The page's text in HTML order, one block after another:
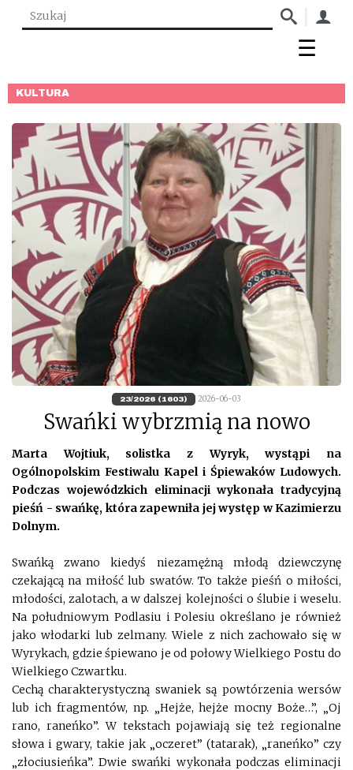
KULTURA
23/2026 (1603) 2026-06-03
Swańki wybrzmią na nowo
Marta Wojtiuk, solistka z Wyryk, wystąpi na
Ogólnopolskim Festiwalu Kapel i Śpiewaków Ludowych.
Podczas wojewódzkich eliminacji wykonała tradycyjną
pieśń - swańkę, która zapewniła jej występ w Kazimierzu
Dolnym.
Swańką zwano kiedyś niezamężną młodą dziewczynę
czekającą na miłość lub swatów. To także pieśń o miłości,
młodości, zalotach, a w dalszej kolejności o ślubie i weselu.
Na południowym Podlasiu i Polesiu określano je również
jako włodarki lub zelmany. Wiele z nich zachowało się w
Wyrykach, gdzie śpiewano je od połowy Wielkiego Postu do
Wielkiego Czwartku.
Cechą charakterystyczną swaniek są powtórzenia wersów
lub ich fragmentów, np. „Hejże, hejże mocny Boże…”, „Oj
rano, raneńko”. W tekstach pojawiają się też regionalne
słowa i gwary, takie jak „oczeret” (tatarak), „raneńko” czy
„złociusieńka”. Dwie swańki wykonała podczas eliminacji